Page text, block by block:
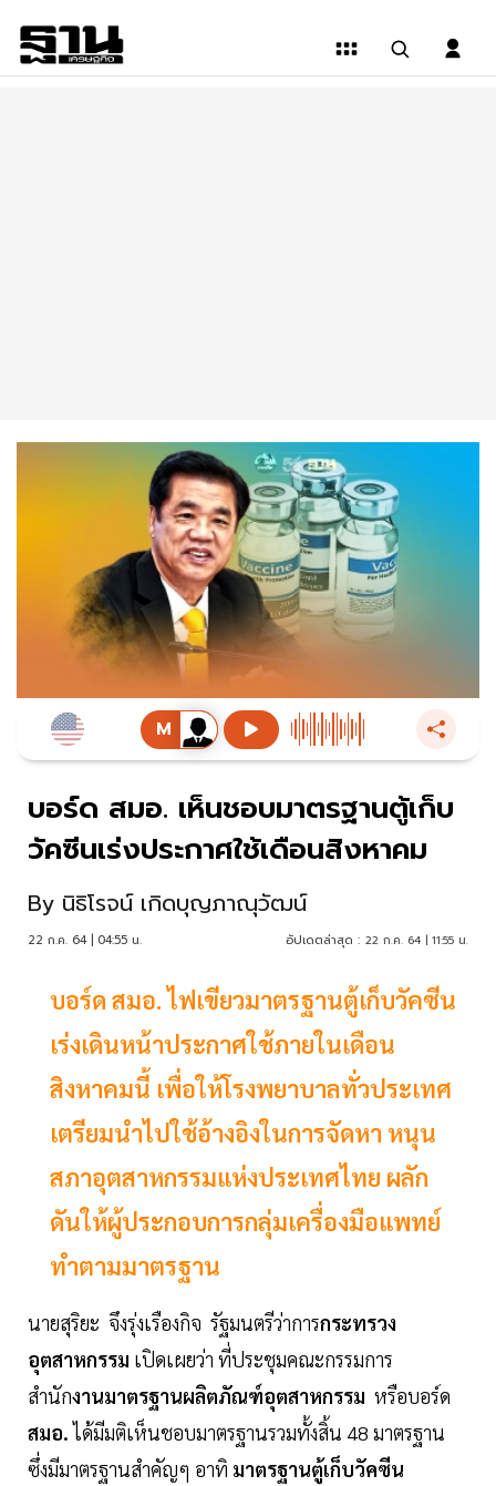
บอร์ด สมอ. เห็นชอบมาตรฐานตู้เก็บ
วัคซีนเร่งประกาศใช้เดือนสิงหาคม
By นิธิโรจน์ เกิดบุญภาณุวัฒน์
22 ก.ค. 64 | 04:55 น. อัปเดตล่าสุด : 22 ก.ค. 64 | 11:55 น.
บอร์ด สมอ. ไฟเขียวมาตรฐานตู้เก็บวัคซีน
เร่งเดินหน้าประกาศใช้ภายในเดือน
สิงหาคมนี้ เพื่อให้โรงพยาบาลทั่วประเทศ
เตรียมนำไปใช้อ้างอิงในการจัดหา หนุน
สภาอุตสาหกรรมแห่งประเทศไทย ผลัก
ดันให้ผู้ประกอบการกลุ่มเครื่องมือแพทย์
ทำตามมาตรฐาน
นายสุริยะ จึงรุ่งเรืองกิจ รัฐมนตรีว่าการกระทรวง
อุตสาหกรรม เปิดเผยว่า ที่ประชุมคณะกรรมการ
สำนักงานมาตรฐานผลิตภัณฑ์อุตสาหกรรม หรือบอร์ด
สมอ.ได้มีมติเห็นชอบมาตรฐานรวมทั้งสิ้น 48 มาตรฐาน
ซึ่งมีมาตรฐานสำคัญๆ อาทิ มาตรฐานตู้เก็บวัคซีน